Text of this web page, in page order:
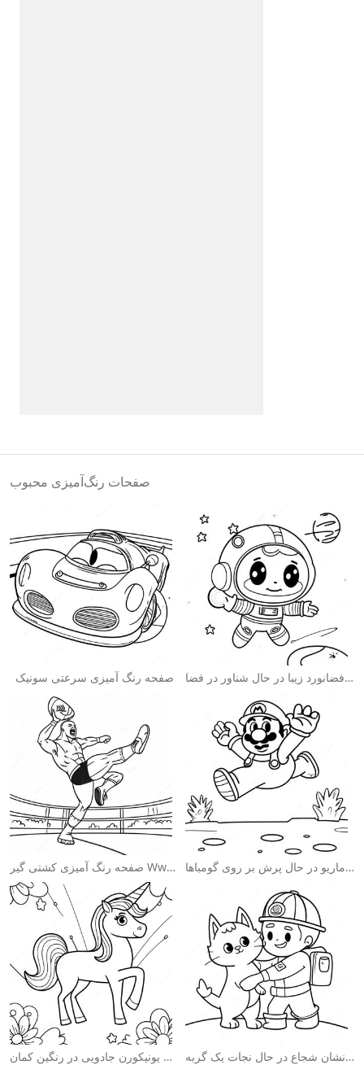
صفحات رنگ‌آمیزی محبوب
صفحه رنگ آمیزی سرعتی سونیک صفحه رنگ آمیزی فضانورد زیبا در حال شناور در فضا
صفحه رنگ آمیزی کشتی گیر Wwe در حال پرش بر روی حریف صفحه رنگ آمیزی ماریو در حال پرش بر روی گومباها
صفحه رنگ آمیزی یونیکورن جادویی در رنگین کمان صفحه رنگ آمیزی آتش‌نشان شجاع در حال نجات یک گربه